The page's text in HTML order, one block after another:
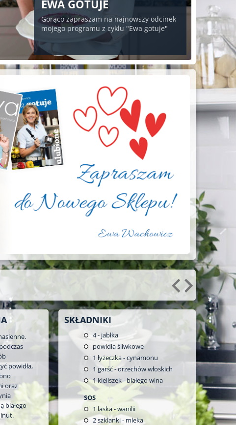
EWA GOTUJE
Gorąco zapraszam na najnowszy odcinek
mojego programu z cyklu "Ewa gotuje"
powidła,
oraz
białego
SKŁADNIKI
4- jabłka
powidła śliwkowe
1 łyżeczka - cynamonu
1 garść - orzechów włoskich
1kieliszek - białego wina
SOS
1 laska - wanilii
2szklanki - mleka